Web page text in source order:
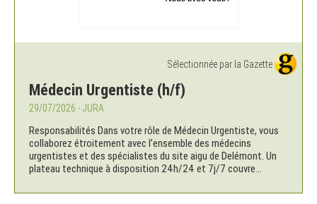
Sélectionnée par la Gazette
Médecin Urgentiste (h/f)
29/07/2026 - JURA
Responsabilités Dans votre rôle de Médecin Urgentiste, vous
collaborez étroitement avec l’ensemble des médecins
urgentistes et des spécialistes du site aigu de Delémont. Un
plateau technique à disposition 24h/24 et 7j/7 couvre...